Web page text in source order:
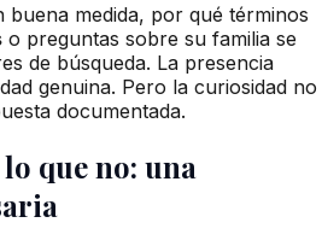
buena medida, por qué términos
o preguntas sobre su familia se
de búsqueda. La presencia
genuina. Pero la curiosidad no
documentada.
lo que no: una